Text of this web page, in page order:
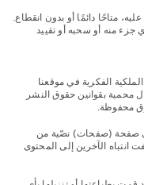
متاحًا دائمًا أو بدون انقطاع.
جزء منه أو سحبه أو تقييد
الفكرية في موقعنا
محمية بقوانين حقوق النشر
محفوظة.
صفحة (صفحات) نصّية من
انتباه الآخرين إلى المحتوى